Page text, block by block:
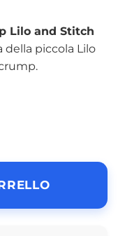
Lilo and Stitch
piccola Lilo
Stitch N° 1043